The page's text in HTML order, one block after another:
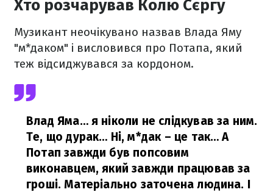
Хто розчарував Колю Сєргу
Музикант неочікувано назвав Влада Яму
"м*даком" і висловився про Потапа, який
теж відсиджувався за кордоном.
Влад Яма… я ніколи не слідкував за ним.
Те, що дурак… Ні, м*дак – це так… А
Потап завжди був попсовим
виконавцем, який завжди працював за
гроші. Матеріально заточена людина. І